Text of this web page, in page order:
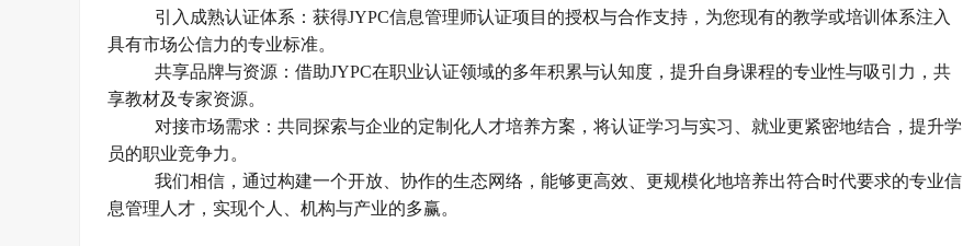
引入成熟认证体系：获得JYPC信息管理师认证项目的授权与合作支持，为您现有的教学或培训体系注入
具有市场公信力的专业标准。
共享品牌与资源：借助JYPC在职业认证领域的多年积累与认知度，提升自身课程的专业性与吸引力，共
享教材及专家资源。
对接市场需求：共同探索与企业的定制化人才培养方案，将认证学习与实习、就业更紧密地结合，提升学
员的职业竞争力。
我们相信，通过构建一个开放、协作的生态网络，能够更高效、更规模化地培养出符合时代要求的专业信
息管理人才，实现个人、机构与产业的多赢。